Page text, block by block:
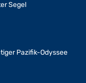
Segel
Pazifik-Odyssee